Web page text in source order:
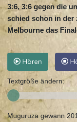
3:6, 3:6 gegen die
schied schon in der
Melbourne das
Hören
Textgröße ändern:
Muguruza gewann